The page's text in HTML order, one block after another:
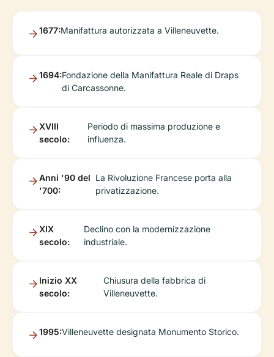
1677:Manifattura autorizzata a Villeneuvette.
1694:Fondazione della Manifattura Reale di Draps
di Carcassonne.
XVIII
secolo:
Periodo di massima produzione e
influenza.
Anni '90 del
'700:
La Rivoluzione Francese porta alla
privatizzazione.
XIX
secolo:
Declino con la modernizzazione
industriale.
Inizio XX
secolo:
Chiusura della fabbrica di
Villeneuvette.
1995:Villeneuvette designata Monumento Storico.